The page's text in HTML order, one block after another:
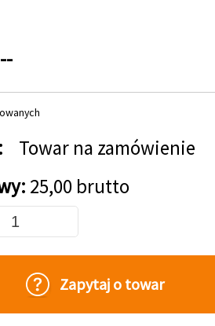
--
Towar na zamówienie
25,00 brutto
Zapytaj o towar